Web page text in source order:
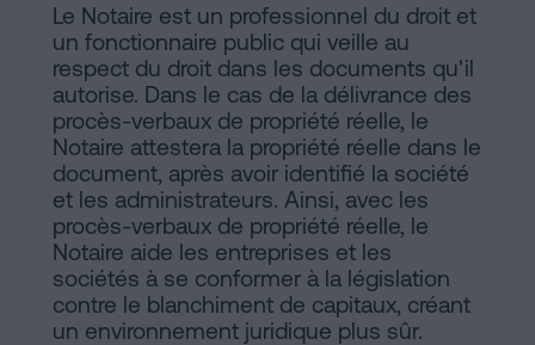
Le Notaire est un professionnel du droit et
un fonctionnaire public qui veille au
respect du droit dans les documents qu'il
autorise. Dans le cas de la délivrance des
procès-verbaux de propriété réelle, le
Notaire attestera la propriété réelle dans le
document, après avoir identifié la société
et les administrateurs. Ainsi, avec les
procès-verbaux de propriété réelle, le
Notaire aide les entreprises et les
sociétés à se conformer à la législation
contre le blanchiment de capitaux, créant
un environnement juridique plus sûr.